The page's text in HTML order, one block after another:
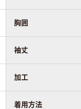
胸囲
袖丈
加工
着用方法